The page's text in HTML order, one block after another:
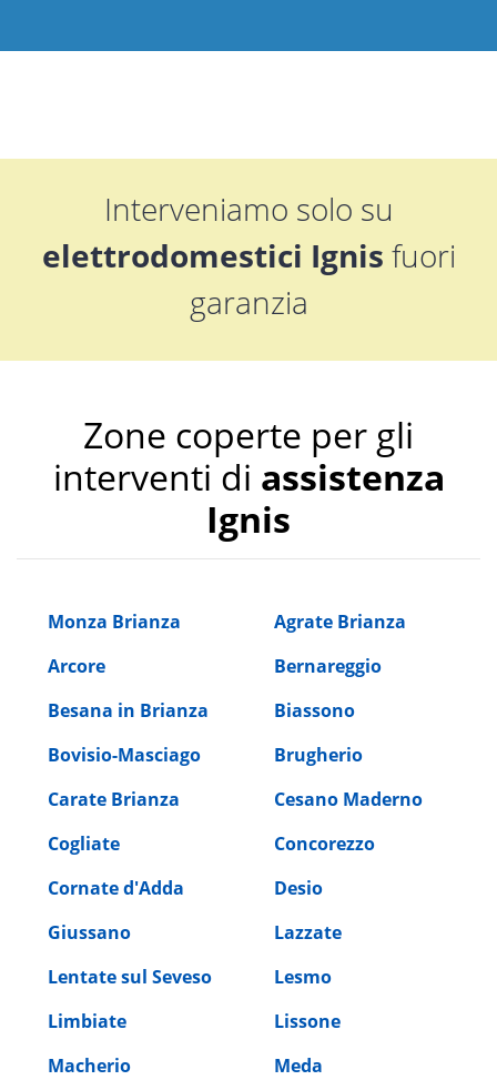
Interveniamo solo su
elettrodomestici Ignis fuori
garanzia
Zone coperte per gli
interventi di assistenza
Ignis
Monza Brianza
Agrate Brianza
Arcore
Bernareggio
Besana in Brianza
Biassono
Bovisio-Masciago
Brugherio
Carate Brianza
Cesano Maderno
Cogliate
Concorezzo
Cornate d'Adda
Desio
Giussano
Lazzate
Lentate sul Seveso
Lesmo
Limbiate
Lissone
Macherio
Meda